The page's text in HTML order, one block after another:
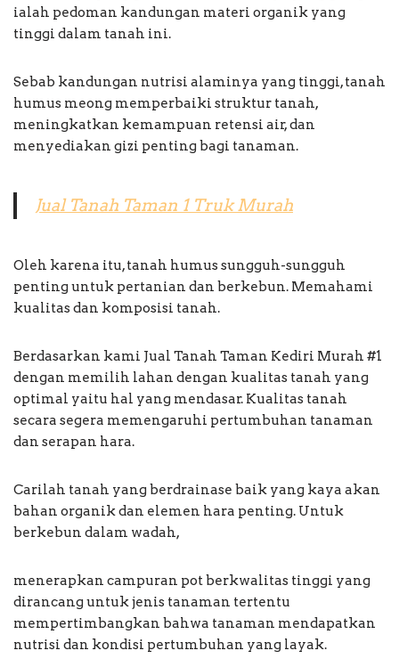
ialah pedoman kandungan materi organik yang
tinggi dalam tanah ini.
Sebab kandungan nutrisi alaminya yang tinggi, tanah
humus meong memperbaiki struktur tanah,
meningkatkan kemampuan retensi air, dan
menyediakan gizi penting bagi tanaman.
Jual Tanah Taman 1 Truk Murah
Oleh karena itu, tanah humus sungguh-sungguh
penting untuk pertanian dan berkebun. Memahami
kualitas dan komposisi tanah.
Berdasarkan kami Jual Tanah Taman Kediri Murah #1
dengan memilih lahan dengan kualitas tanah yang
optimal yaitu hal yang mendasar. Kualitas tanah
secara segera memengaruhi pertumbuhan tanaman
dan serapan hara.
Carilah tanah yang berdrainase baik yang kaya akan
bahan organik dan elemen hara penting. Untuk
berkebun dalam wadah,
menerapkan campuran pot berkwalitas tinggi yang
dirancang untuk jenis tanaman tertentu
mempertimbangkan bahwa tanaman mendapatkan
nutrisi dan kondisi pertumbuhan yang layak.